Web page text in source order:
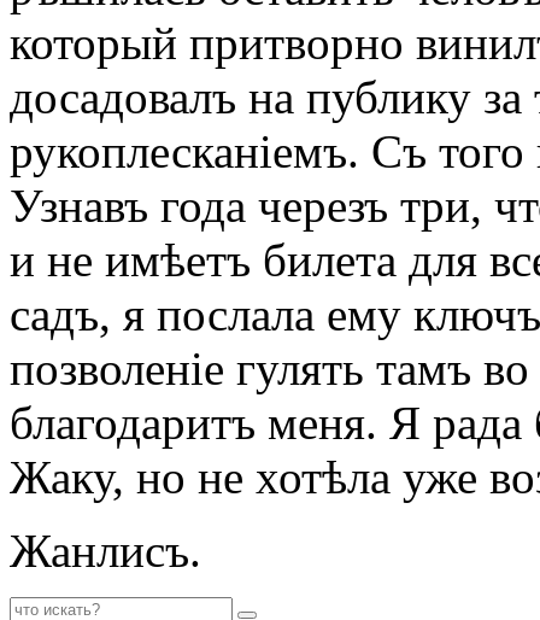
который притворно
досадовалъ на публику
рукоплесканіемъ. Съ
Узнавъ года черезъ три,
и не имѣетъ билета для
садъ, я послала ему
позволеніе гулять тамъ
благодаритъ меня. Я
Жаку, но не хотѣла уже
Жанлисъ.